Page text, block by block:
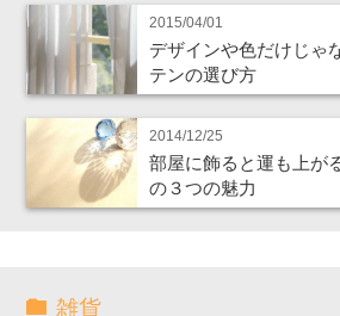
2015/04/01
デザインや色だけじゃ
テンの選び方
2014/12/25
部屋に飾ると運も上が
の３つの魅力
雑貨